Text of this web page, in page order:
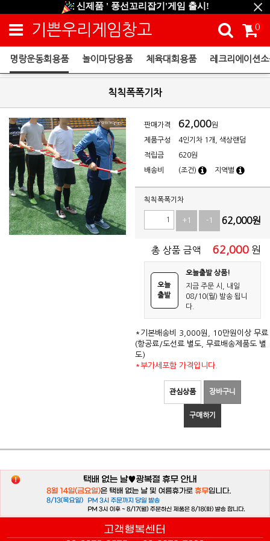
신제품 ' 풍선꼬리잡기'게임 출시!
신규회원 HAPPY EVENT 적립금 5,000원 증정
❤ 신제품 ' 컬링&볼링 ' 출시! ❤
기쁜우리게임창고 0
명랑운동회용품 놀이마당용품 체육대회용품 레크리에이션
칙칙폭폭기차
판매가격 62,000원
제품구성 4인기차 1개, 색상랜덤
적립금 620원
배송비 (조건) 지역별
칙칙폭폭기차
+1 -1 62,000원
총 상품 금액 62,000 원
오늘
출발
오늘출발 상품!
지금 주문 시, 내일
08/10(월) 발송 됩니
다.
*기본배송비 3,000원, 10만원이상 무료
(항공료/도선료 별도, 무료배송제품도 별
도)
*부가세포함 가격입니다.
관심상품 장바구니
구매하기